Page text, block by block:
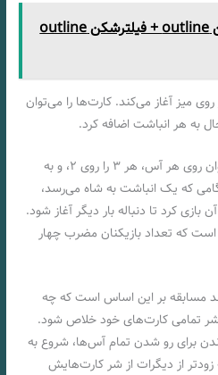
معرفی فیلترشکن outline + فیلترشکن outline
میز آغاز می‌کند. کارت‌ها را می‌توان
به هر انباشت اضافه کرد.
به عنوان مثال، هر کارت ۲ را می‌توان روی هر آس، هر ۳ را روی ۲، و به
که یک انباشت به شاه می‌رسد،
کرد تا دنباله بار دیگر آغاز شود.
که تعداد بازیکنان مضرب چهار
مسابقه بر این اساس است که چه
شر تمامی کارت‌های خود خلاص شود.
برای رو شدن تمام آس‌ها، شروع به
از دیگرات از شر کارت‌هایش